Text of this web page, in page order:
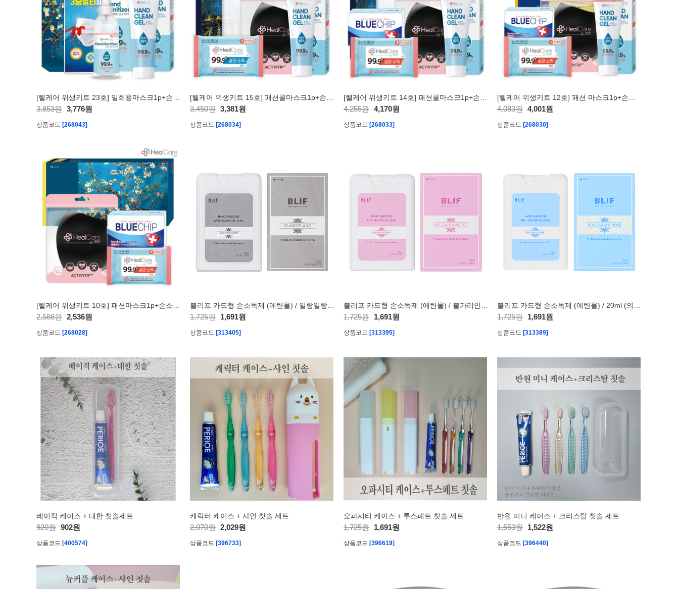
3,853원 3,776원
상품코드 [268043]
3,450원 3,381원
상품코드 [268034]
4,255원 4,170원
상품코드 [268033]
4,083원 4,001원
상품코드 [268030]
2,588원 2,536원
상품코드 [268028]
1,725원 1,691원
상품코드 [313405]
1,725원 1,691원
상품코드 [313395]
1,725원 1,691원
상품코드 [313389]
베이직 케이스 + 대한 칫솔세트
920원 902원
상품코드 [400574]
캐릭터 케이스 + 샤인 칫솔 세트
2,070원 2,029원
상품코드 [396733]
오파시티 케이스 + 투스페트 칫솔 세트
1,725원 1,691원
상품코드 [396619]
반원 미니 케이스 + 크리스탈 칫솔 세트
1,553원 1,522원
상품코드 [396440]